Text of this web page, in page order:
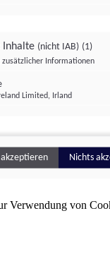
von
Inhalte (nicht IAB) (1)
zusätzlicher Informationen
Limited, Irland
Nichts